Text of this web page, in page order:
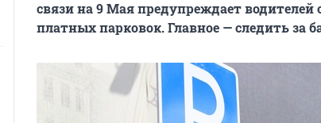
связи на 9 Мая предупреждает
платных парковок. Главное — следить за